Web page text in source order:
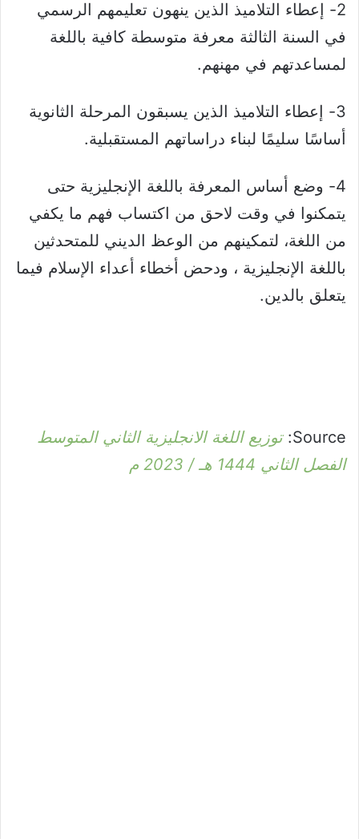
2- إعطاء التلاميذ الذين ينهون تعليمهم الرسمي
في السنة الثالثة معرفة متوسطة كافية باللغة
لمساعدتهم في مهنهم.
3- إعطاء التلاميذ الذين يسبقون المرحلة الثانوية
أساسًا سليمًا لبناء دراساتهم المستقبلية.
4- وضع أساس المعرفة باللغة الإنجليزية حتى
يتمكنوا في وقت لاحق من اكتساب فهم ما يكفي
من اللغة، لتمكينهم من الوعظ الديني للمتحدثين
باللغة الإنجليزية ، ودحض أخطاء أعداء الإسلام فيما
يتعلق بالدين.
Source: توزيع اللغة الانجليزية الثاني المتوسط
الفصل الثاني 1444 هـ / 2023 م